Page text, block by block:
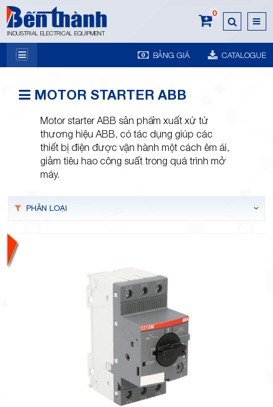
INDUSTRIAL ELECTRICAL EQUIPMENT
0
BẢNG GIÁ CATALOGUE
7A
Trương
Minh
Giảng,
MOTOR STARTER ABB
Motor starter ABB sản phẩm xuất xứ từ
thương hiệu ABB, có tác dụng giúp các
thiết bị điện được vận hành một cách êm ái,
giảm tiêu hao công suất trong quá trình mở
máy.
PHÂN LOẠI